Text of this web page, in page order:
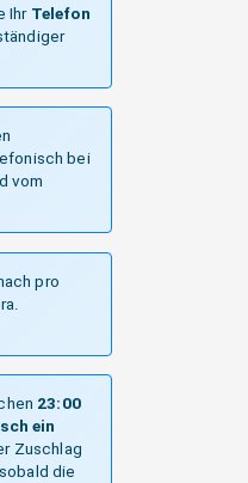
Ihr Telefon
bei
vom
pro
23:00
ein
Zuschlag
die